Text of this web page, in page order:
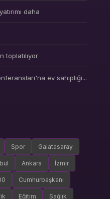
daha
toplatılıyor
ev sahipliği...
Spor Galatasaray
Ankara İzmir
Cumhurbaşkanı
Eğitim Sağlık